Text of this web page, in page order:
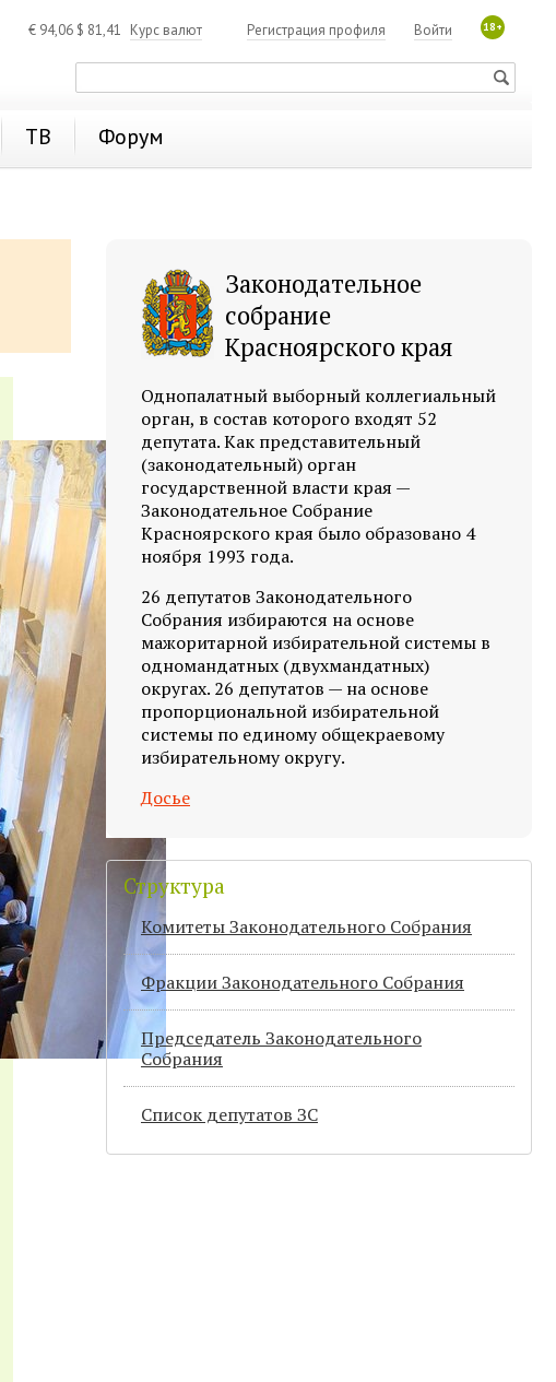
€ 94,06 $ 81,41 Курс валют 18+
Войти
Регистрация профиля
ТВ Форум
Законодательное
собрание
Красноярского края
Однопалатный выборный коллегиальный
орган, в состав которого входят 52
депутата. Как представительный
(законодательный) орган
государственной власти края —
Законодательное Собрание
Красноярского края было образовано 4
ноября 1993 года.
26 депутатов Законодательного
Собрания избираются на основе
мажоритарной избирательной системы в
одномандатных (двухмандатных)
округах. 26 депутатов — на основе
пропорциональной избирательной
системы по единому общекраевому
избирательному округу.
Досье
Структура
Комитеты Законодательного Собрания
Фракции Законодательного Собрания
Председатель Законодательного
Cобрания
Список депутатов ЗС